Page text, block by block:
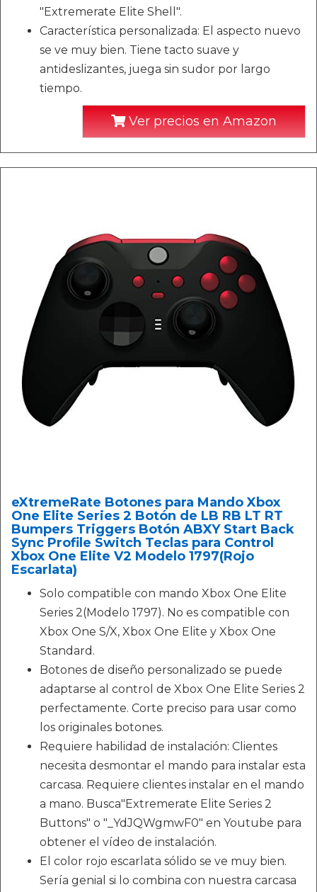
"Extremerate Elite Shell".
Característica personalizada: El aspecto nuevo
se ve muy bien. Tiene tacto suave y
antideslizantes, juega sin sudor por largo
tiempo.
Ver precios en Amazon
eXtremeRate Botones para Mando Xbox
One Elite Series 2 Botón de LB RB LT RT
Bumpers Triggers Botón ABXY Start Back
Sync Profile Switch Teclas para Control
Xbox One Elite V2 Modelo 1797(Rojo
Escarlata)
Solo compatible con mando Xbox One Elite
Series 2(Modelo 1797). No es compatible con
Xbox One S/X, Xbox One Elite y Xbox One
Standard.
Botones de diseño personalizado se puede
adaptarse al control de Xbox One Elite Series 2
perfectamente. Corte preciso para usar como
los originales botones.
Requiere habilidad de instalación: Clientes
necesita desmontar el mando para instalar esta
carcasa. Requiere clientes instalar en el mando
a mano. Busca"Extremerate Elite Series 2
Buttons" o "_YdJQWgmwF0" en Youtube para
obtener el vídeo de instalación.
El color rojo escarlata sólido se ve muy bien.
Sería genial si lo combina con nuestra carcasa